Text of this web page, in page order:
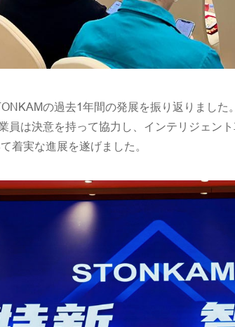
の過去1年間の発展を振り返りまし
員は決意を持って協力し、インテリジェン
着実な進展を遂げました。